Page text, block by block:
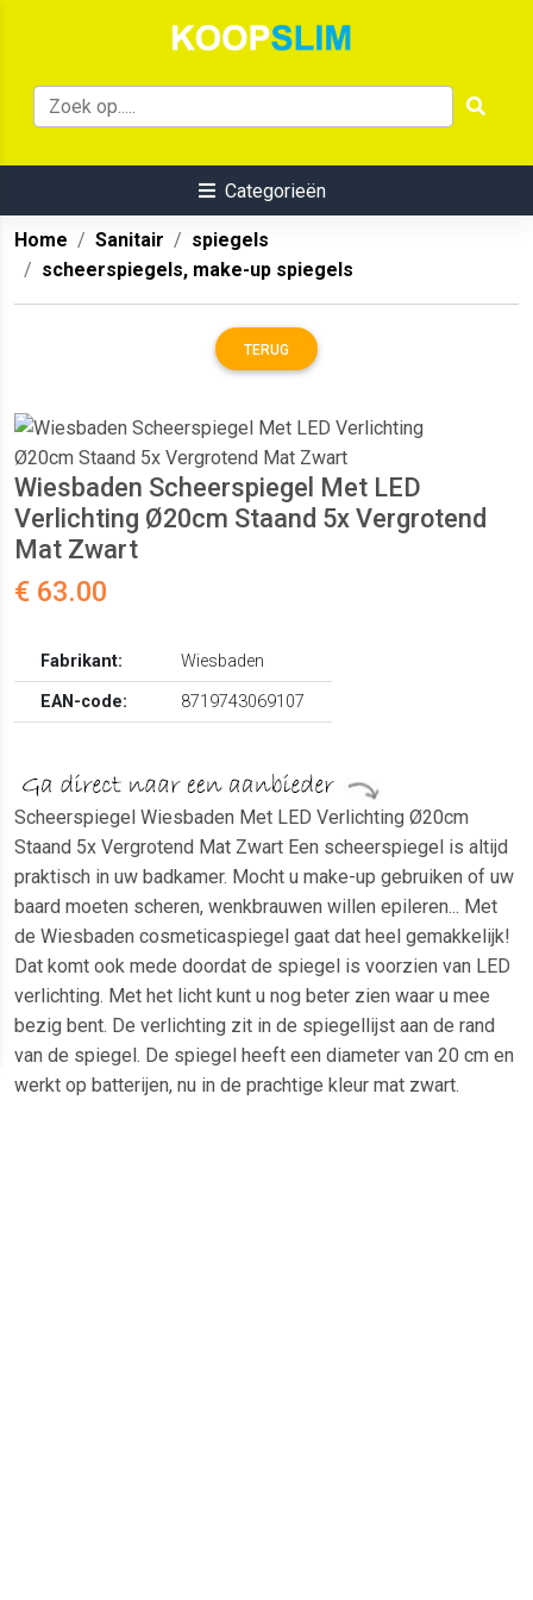
Categorieën
Home Sanitair
spiegels
scheerspiegels, make-up spiegels
TERUG
Wiesbaden Scheerspiegel Met LED
Verlichting Ø20cm Staand 5x Vergrotend
Mat Zwart
€ 63.00
Fabrikant:
Wiesbaden
EAN-code:
8719743069107
Scheerspiegel Wiesbaden Met LED Verlichting Ø20cm
Staand 5x Vergrotend Mat Zwart Een scheerspiegel is altijd
praktisch in uw badkamer. Mocht u make-up gebruiken of uw
baard moeten scheren, wenkbrauwen willen epileren... Met
de Wiesbaden cosmeticaspiegel gaat dat heel gemakkelijk!
Dat komt ook mede doordat de spiegel is voorzien van LED
verlichting. Met het licht kunt u nog beter zien waar u mee
bezig bent. De verlichting zit in de spiegellijst aan de rand
van de spiegel. De spiegel heeft een diameter van 20 cm en
werkt op batterijen, nu in de prachtige kleur mat zwart.